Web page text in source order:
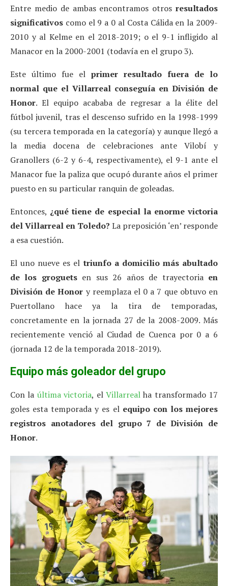
Entre medio de ambas encontramos otros resultados
significativos como el 9 a 0 al Costa Cálida en la 2009-
2010 y al Kelme en el 2018-2019; o el 9-1 infligido al
Manacor en la 2000-2001 (todavía en el grupo 3).
Este último fue el primer resultado fuera de lo
normal que el Villarreal conseguía en División de
Honor. El equipo acababa de regresar a la élite del
fútbol juvenil, tras el descenso sufrido en la 1998-1999
(su tercera temporada en la categoría) y aunque llegó a
la media docena de celebraciones ante Vilobí y
Granollers (6-2 y 6-4, respectivamente), el 9-1 ante el
Manacor fue la paliza que ocupó durante años el primer
puesto en su particular ranquin de goleadas.
Entonces, ¿qué tiene de especial la enorme victoria
del Villarreal en Toledo? La preposición ‘en’ responde
a esa cuestión.
El uno nueve es eltriunfo a domicilio más abultado
de los groguets en sus 26 años de trayectoria en
División de Honor y reemplaza el 0 a 7 que obtuvo en
Puertollano hace ya la tira de temporadas,
concretamente en la jornada 27 de la 2008-2009. Más
recientemente venció al Ciudad de Cuenca por 0 a 6
(jornada 12 de la temporada 2018-2019).
Equipo más goleador del grupo
Con la última victoria, el Villarrealha transformado 17
goles esta temporada y es el equipo con los mejores
registros anotadores del grupo 7 de División de
Honor.